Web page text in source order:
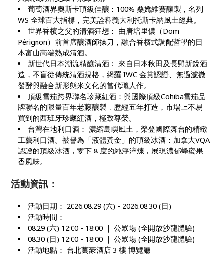
葡萄酒界奧斯卡頂級佳釀：100% 桑嬌維賽釀製，名列
WS 全球百大指標，完美詮釋義大利托斯卡納風土經典。
世界香檳之父的清酒狂想： 由唐培里儂（Dom
Pérignon）前首席釀酒師操刀，融合香檳式調配哲學的日
本富山高端熟成清酒。
新世代日本潮流精釀清酒： 來自日本秋田及長野新銳酒
造，不盲從傳統清酒規格，網羅 IWC 金賞認證、無過濾微
發酵與融合新形態米文化的當代職人作。
頂級雪茄跨界聯名珍藏紅酒：與國際頂級Cohiba雪茄品
牌聯名的限量百年老藤釀製，歷經五年打造，市場上不易
買到的西班牙珍藏紅酒，極致尊榮。
台灣在地利口酒： 濃縮島嶼風土，榮登國際舞台的精緻
工藝利口酒。被譽為「液體黃金」的頂級冰酒：加拿大VQA
認證的頂級冰酒，零下 8 度的純淨淬煉，展現濃郁蜂蜜果
香風味。
活動資訊：
活動日期： 2026.08.29 (六) - 2026.08.30 (日)
活動時間：
08.29 (六) 12:00 - 18:00 ｜ 公眾場 (全開放沙龍體驗)
08.30 (日) 12:00 - 18:00 ｜ 公眾場 (全開放沙龍體驗)
活動地點： 台北萬豪酒店 3 樓 博覽廳